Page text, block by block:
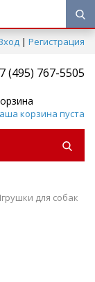
| Регистрация
(495) 767-5505
корзина пуста
для собак